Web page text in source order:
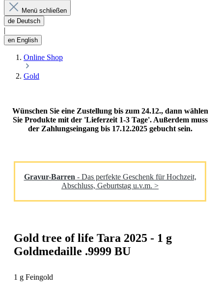
Menü schließen
de Deutsch
en English
Online Shop
Gold
Wünschen Sie eine Zustellung bis zum 24.12., dann wählen
Sie Produkte mit der 'Lieferzeit 1-3 Tage'. Außerdem muss
der Zahlungseingang bis 17.12.2025 gebucht sein.
Gravur-Barren - Das perfekte Geschenk für Hochzeit,
Abschluss, Geburtstag u.v.m. >
Gold tree of life Tara 2025 - 1 g
Goldmedaille .9999 BU
1 g Feingold